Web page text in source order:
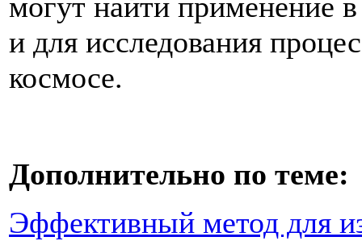
и для исследования
космосе.
Дополнительно по теме:
Эффективный метод для